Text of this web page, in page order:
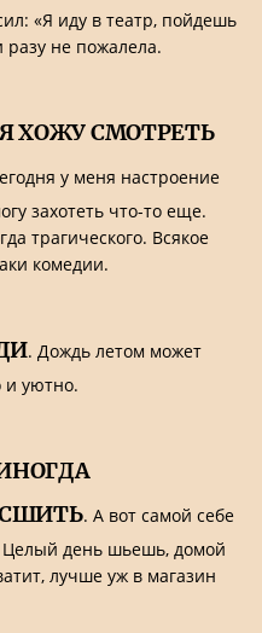
«Я иду в театр, пойдешь
разу не пожалела.
ХОЖУ СМОТРЕТЬ
у меня настроение
захотеть что-то еще.
трагического. Всякое
комедии.
. Дождь летом может
и уютно.
. А вот самой себе
Целый день шьешь, домой
лучше уж в магазин